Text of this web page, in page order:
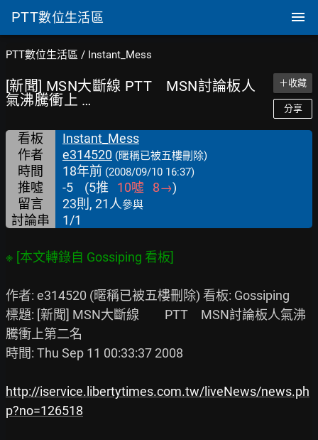
PTT數位生活區
PTT數位生活區 / Instant_Mess
[新聞] MSN大斷線 PTT MSN討論板人
氣沸騰衝上 …
＋收藏
分享
看板
Instant_Mess
作者
e314520 (暱稱已被五樓刪除)
時間 18年前 (2008/09/10 16:37)
推噓 -5 (5推 10噓 8→)
留言
23則, 21人參與
討論串 1/1
作者: e314520 (暱稱已被五樓刪除) 看板: Gossiping
標題: [新聞] MSN大斷線　　PTT　MSN討論板人氣沸
騰衝上第二名
時間: Thu Sep 11 00:33:37 2008
http://iservice.libertytimes.com.tw/liveNews/news.ph
p?no=126518